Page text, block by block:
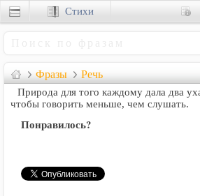
Фразы Речь
Природа для того каждому дала два
чтобы говорить меньше, чем слушать.
Понравилось?
Стихи